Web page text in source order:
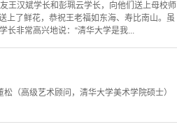
王汉斌学长和彭珮云学长，向他们送上母校师
上了鲜花，恭祝王老福如东海、寿比南山。虽
长非常高兴地说：“清华大学是我...
（高级艺术顾问，清华大学美术学院硕士）